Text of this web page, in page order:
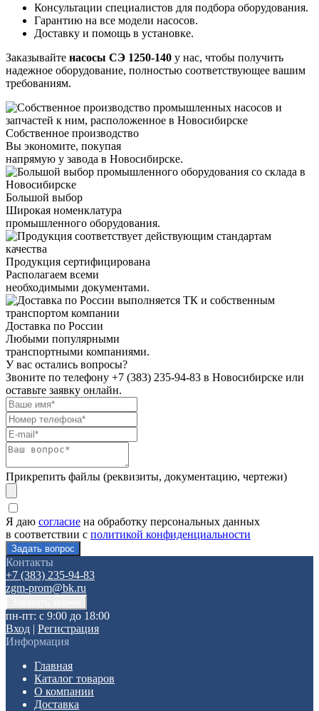
Консультации специалистов для подбора оборудования.
Гарантию на все модели насосов.
Доставку и помощь в установке.
Заказывайте насосы СЭ 1250-140 у нас, чтобы получить
надежное оборудование, полностью соответствующее вашим
требованиям.
Собственное производство
Вы экономите, покупая
напрямую у завода в Новосибирске.
Большой выбор
Широкая номенклатура
промышленного оборудования.
Продукция сертифицирована
Располагаем всеми
необходимыми документами.
Доставка по России
Любыми популярными
транспортными компаниями.
У вас остались вопросы?
Звоните по телефону +7 (383) 235-94-83 в Новосибирске или
оставьте заявку онлайн.
Прикрепить файлы (реквизиты, документацию, чертежи)
Я даю согласие на обработку персональных данных
в соответствии с политикой конфиденциальности
Контакты
+7 (383) 235-94-83
zgm-prom@bk.ru
пн-пт: с 9:00 до 18:00
Вход | Регистрация
Информация
Главная
Каталог товаров
О компании
Доставка